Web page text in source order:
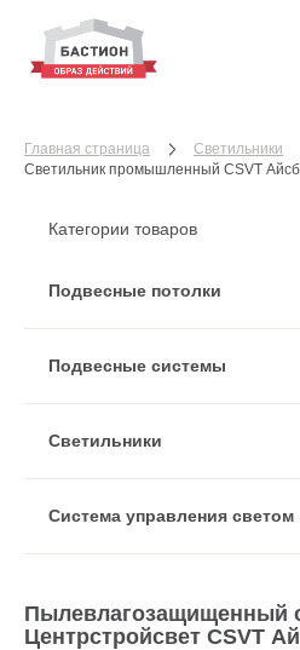
Главная страница Cветильники
Светильник промышленный CSVT
Категории товаров
Подвесные потолки
Подвесные системы
Cветильники
Система управления светом
Пылевлагозащищенный
Центрстройсвет CSVT